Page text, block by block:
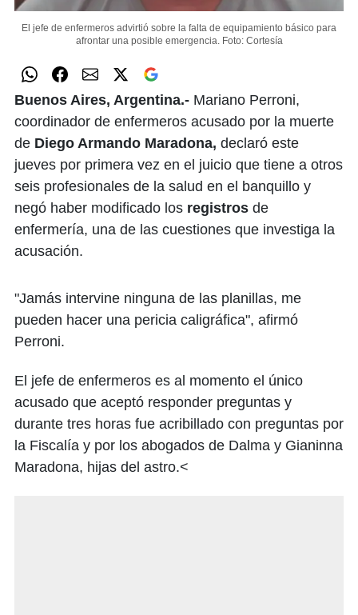
El jefe de enfermeros advirtió sobre la falta de equipamiento básico para
afrontar una posible emergencia. Foto: Cortesía
Buenos Aires, Argentina.- Mariano Perroni,
coordinador de enfermeros acusado por la muerte
de Diego Armando Maradona, declaró este
jueves por primera vez en el juicio que tiene a otros
seis profesionales de la salud en el banquillo y
negó haber modificado los registros de
enfermería, una de las cuestiones que investiga la
acusación.
"Jamás intervine ninguna de las planillas, me
pueden hacer una pericia caligráfica", afirmó
Perroni.
El jefe de enfermeros es al momento el único
acusado que aceptó responder preguntas y
durante tres horas fue acribillado con preguntas por
la Fiscalía y por los abogados de Dalma y Gianinna
Maradona, hijas del astro.<